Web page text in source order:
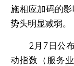
施相应加码的
势头明显减弱。
2月7日公布
动指数（服务业